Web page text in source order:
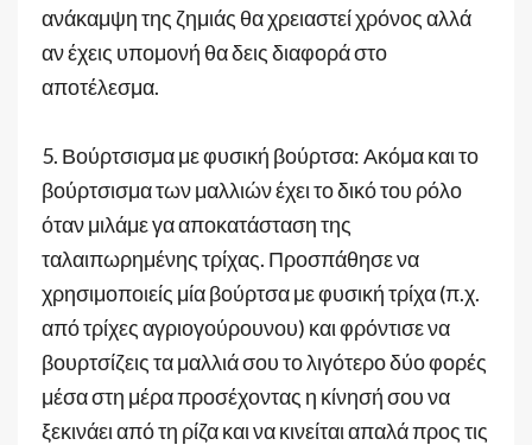
ανάκαμψη της ζημιάς θα χρειαστεί χρόνος αλλά
αν έχεις υπομονή θα δεις διαφορά στο
αποτέλεσμα.
5. Βούρτσισμα με φυσική βούρτσα: Ακόμα και το
βούρτσισμα των μαλλιών έχει το δικό του ρόλο
όταν μιλάμε γα αποκατάσταση της
ταλαιπωρημένης τρίχας. Προσπάθησε να
χρησιμοποιείς μία βούρτσα με φυσική τρίχα (π.χ.
από τρίχες αγριογούρουνου) και φρόντισε να
βουρτσίζεις τα μαλλιά σου το λιγότερο δύο φορές
μέσα στη μέρα προσέχοντας η κίνησή σου να
ξεκινάει από τη ρίζα και να κινείται απαλά προς τις